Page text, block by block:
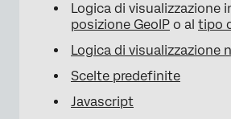
Logica di visualizzazione
posizione GeoIP o al tipo
Logica di visualizzazione
Scelte predefinite
Javascript